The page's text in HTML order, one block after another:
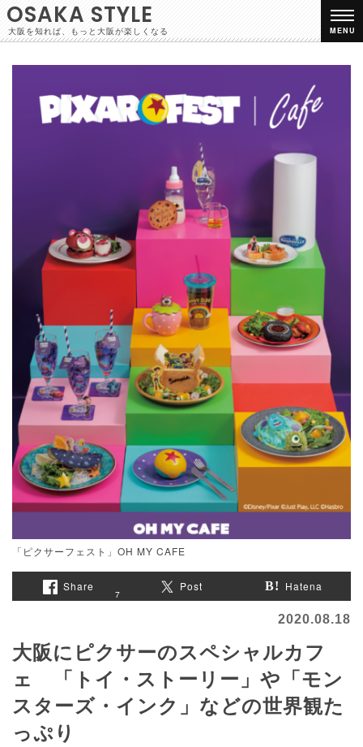
OSAKA STYLE
大阪を知れば、もっと大阪が楽しくなる MENU
「ピクサーフェスト」OH MY CAFE
Share
7
Post Hatena
2020.08.18
大阪にピクサーのスペシャルカフ
ェ 「トイ・ストーリー」や「モン
スターズ・インク」などの世界観た
っぷり